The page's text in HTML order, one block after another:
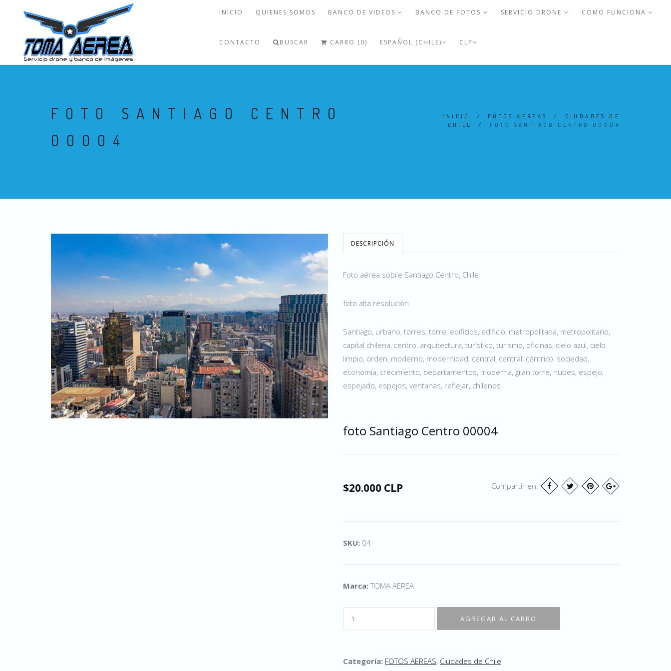
INICIO QUIENES SOMOS BANCO DE VIDEOS BANCO DE FOTOS SERVICIO DRONE COMO FUNCIONA
CONTACTO BUSCAR CARRO (0) ESPAÑOL (CHILE) CLP
FOTO SANTIAGO CENTRO
00004
INICIO / FOTOS AEREAS /
CIUDADES DE
CHILE
/ FOTO SANTIAGO CENTRO 00004
DESCRIPCIÓN
Foto aérea sobre Santiago Centro, Chile
foto alta resolución
Santiago, urbano, torres, torre, edificios, edificio, metropolitana, metropolitano,
capital chilena, centro, arquitectura, turístico, turismo, oficinas, cielo azul, cielo
limpio, orden, moderno, modernidad, central, central, céntrico, sociedad,
economía, crecimiento, departamentos, moderna, gran torre, nubes, espejo,
espejado, espejos, ventanas, reflejar, chilenos
foto Santiago Centro 00004
$20.000 CLP Compartir en:
SKU: 04
Marca:TOMA AEREA
Categoría: FOTOS AEREAS, Ciudades de Chile